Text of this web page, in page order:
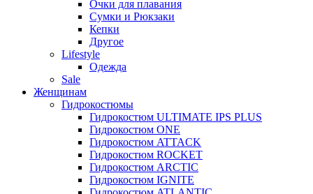
Очки для плавания
Сумки и Рюкзаки
Кепки
Другое
Lifestyle
Одежда
Sale
Женщинам
Гидрокостюмы
Гидрокостюм ULTIMATE IPS PLUS
Гидрокостюм ONE
Гидрокостюм ATTACK
Гидрокостюм ROCKET
Гидрокостюм ARCTIC
Гидрокостюм IGNITE